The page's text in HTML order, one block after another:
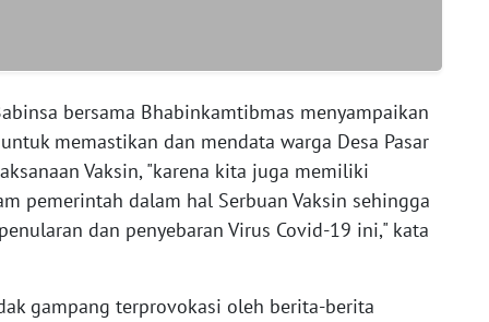
bersama Bhabinkamtibmas menyampaikan
memastikan dan mendata warga Desa Pasar
Vaksin, "karena kita juga memiliki
pemerintah dalam hal Serbuan Vaksin sehingga
dan penyebaran Virus Covid-19 ini," kata
gampang terprovokasi oleh berita-berita